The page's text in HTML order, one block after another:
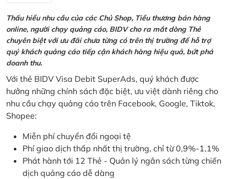
Thấu hiểu nhu cầu của các Chủ Shop, Tiểu thương bán hàng
online, người chạy quảng cáo, BIDV cho ra mắt dòng Thẻ
chuyên biệt với ưu đãi chưa từng có trên thị trường để hỗ trợ
quý khách quảng cáo tiếp cận khách hàng hiệu quả, bứt phá
doanh thu.
Với thẻ BIDV Visa Debit SuperAds, quý khách được
hưởng những chính sách đặc biệt, ưu việt dành riêng cho
nhu cầu chạy quảng cáo trên Facebook, Google, Tiktok,
Shopee:
Miễn phí chuyển đổi ngoại tệ
Phí giao dịch thấp nhất thị trường, chỉ từ 0,9%-1,1%
Phát hành tới 12 Thẻ - Quản lý ngân sách từng chiến
dịch quảng cáo dễ dàng